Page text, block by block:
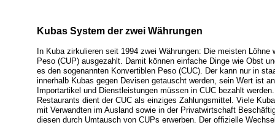
Kubas System der zwei Währungen
In Kuba zirkulieren seit 1994 zwei Währungen: Die meisten Löhne
Peso (CUP) ausgezahlt. Damit können einfache Dinge wie Obst
es den sogenannten Konvertiblen Peso (CUC). Der kann nur in
innerhalb Kubas gegen Devisen getauscht werden, sein Wert ist
Importartikel und Dienstleistungen müssen in CUC bezahlt
Restaurants dient der CUC als einziges Zahlungsmittel. Viele
mit Verwandten im Ausland sowie in der Privatwirtschaft
diesen durch Umtausch von CUPs erwerben. Der offizielle